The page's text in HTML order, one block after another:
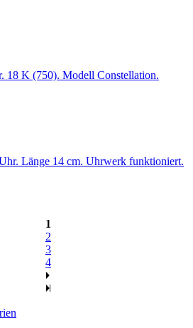
18 K (750). Modell Constellation.
Länge 14 cm. Uhrwerk funktioniert.
1
2
3
4